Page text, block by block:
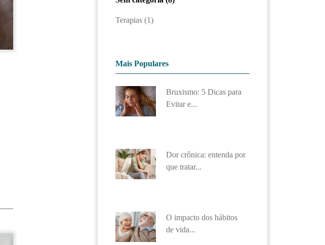
Terapias (1)
Mais Populares
Bruxismo: 5 Dicas para
Evitar e...
Dor crônica: entenda por
que tratar...
O impacto dos hábitos
de vida...